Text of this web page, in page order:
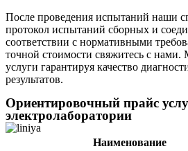
После проведения испытаний наши
протокол испытаний сборных и
соответствии с нормативными
точной стоимости свяжитесь с нами.
услуги гарантируя качество
результатов.
Ориентировочный прайс
электролаборатории
Наименование